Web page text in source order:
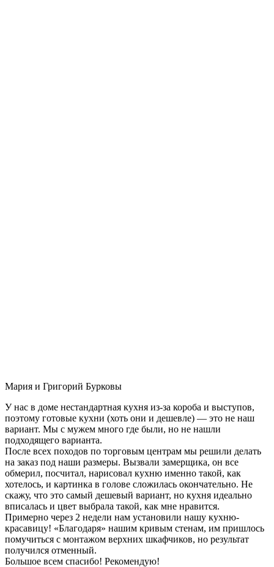
Мария и Григорий Бурковы
У нас в доме нестандартная кухня из-за короба и выступов,
поэтому готовые кухни (хоть они и дешевле) — это не наш
вариант. Мы с мужем много где были, но не нашли
подходящего варианта.
После всех походов по торговым центрам мы решили делать
на заказ под наши размеры. Вызвали замерщика, он все
обмерил, посчитал, нарисовал кухню именно такой, как
хотелось, и картинка в голове сложилась окончательно. Не
скажу, что это самый дешевый вариант, но кухня идеально
вписалась и цвет выбрала такой, как мне нравится.
Примерно через 2 недели нам установили нашу кухню-
красавицу! «Благодаря» нашим кривым стенам, им пришлось
помучиться с монтажом верхних шкафчиков, но результат
получился отменный.
Большое всем спасибо! Рекомендую!